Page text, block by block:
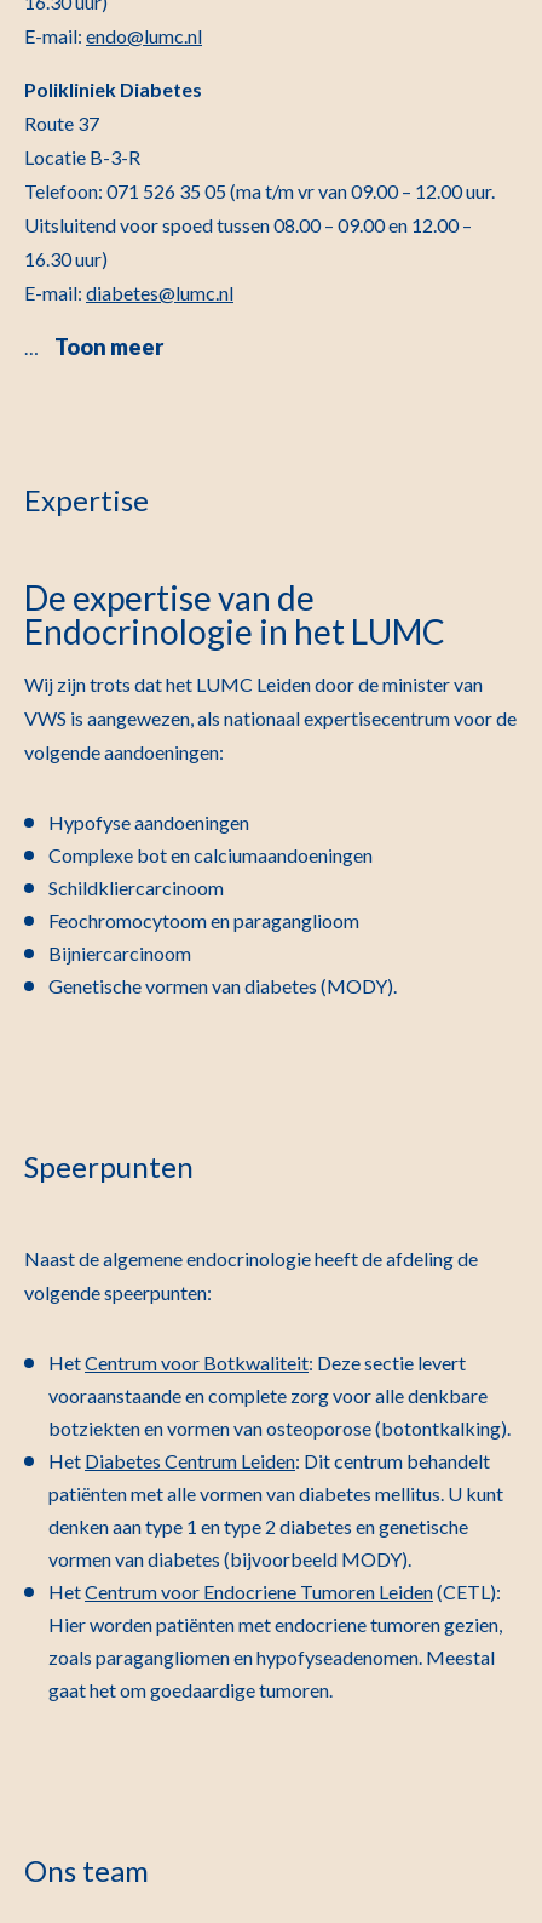
E-mail: endo@lumc.nl
Polikliniek Diabetes
Route 37
Locatie B-3-R
Telefoon: 071 526 35 05 (ma t/m vr van 09.00 – 12.00 uur.
Uitsluitend voor spoed tussen 08.00 – 09.00 en 12.00 –
16.30 uur)
E-mail: diabetes@lumc.nl
… Toon meer
Expertise
De expertise van de
Endocrinologie in het LUMC
Wij zijn trots dat het LUMC Leiden door de minister van
VWS is aangewezen, als nationaal expertisecentrum voor de
volgende aandoeningen:
Hypofyse aandoeningen
Complexe bot en calciumaandoeningen
Schildkliercarcinoom
Feochromocytoom en paraganglioom
Bijniercarcinoom
Genetische vormen van diabetes (MODY).
Speerpunten
Naast de algemene endocrinologie heeft de afdeling de
volgende speerpunten:
HetCentrum voor Botkwaliteit: Deze sectie levert
vooraanstaande en complete zorg voor alle denkbare
botziekten en vormen van osteoporose (botontkalking).
Het Diabetes Centrum Leiden: Dit centrum behandelt
patiënten met alle vormen van diabetes mellitus. U kunt
denken aan type 1 en type 2 diabetes en genetische
vormen van diabetes (bijvoorbeeld MODY).
HetCentrum voor Endocriene Tumoren Leiden(CETL):
Hier worden patiënten met endocriene tumoren gezien,
zoals paragangliomen en hypofyseadenomen. Meestal
gaat het om goedaardige tumoren.
Ons team